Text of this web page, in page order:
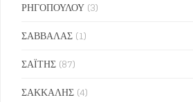
ΡΗΓΟΠΟΥΛΟΥ (3)
ΣΑΒΒΑΛΑΣ (1)
ΣΑΪΤΗΣ (87)
ΣΑΚΚΑΛΗΣ (4)